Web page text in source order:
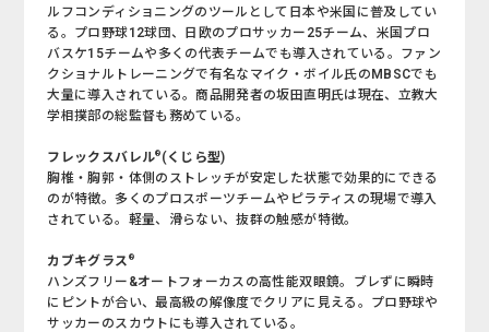
ルフコンディショニングのツールとして日本や米国に普及してい
る。プロ野球12球団、日欧のプロサッカー25チーム、米国プロ
バスケ15チームや多くの代表チームでも導入されている。ファン
クショナルトレーニングで有名なマイク・ボイル氏のMBSCでも
大量に導入されている。商品開発者の坂田直明氏は現在、立教大
学相撲部の総監督も務めている。
フレックスバレル® (くじら型)
胸椎・胸郭・体側のストレッチが安定した状態で効果的にできる
のが特徴。多くのプロスポーツチームやピラティスの現場で導入
されている。軽量、滑らない、抜群の触感が特徴。
カブキグラス ®
ハンズフリー&オートフォーカスの高性能双眼鏡。ブレずに瞬時
にピントが合い、最高級の解像度でクリアに見える。プロ野球や
サッカーのスカウトにも導入されている。